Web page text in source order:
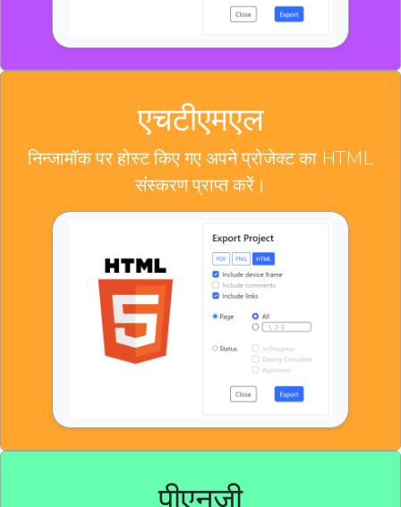
एचटीएमएल
निन्जामॉक पर होस्ट किए गए अपने प्रोजेक्ट का HTML
संस्करण प्राप्त करें।
पीएनजी